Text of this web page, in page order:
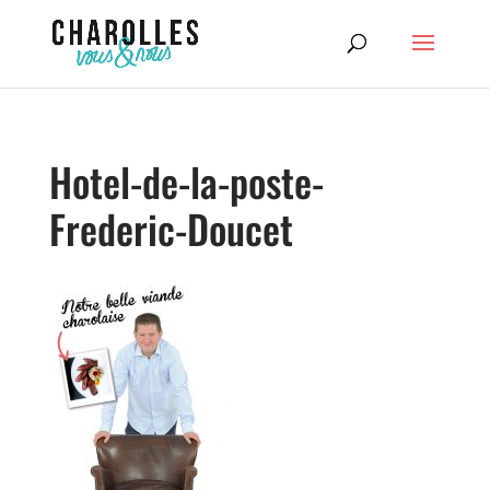
Hotel-de-la-poste-
Frederic-Doucet